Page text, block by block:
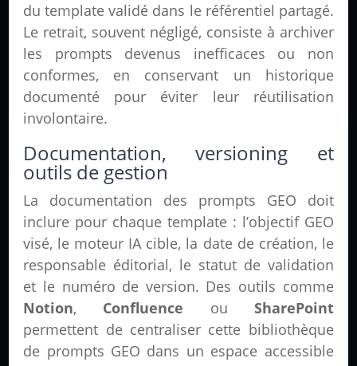
du template validé dans le référentiel partagé.
Le retrait, souvent négligé, consiste à archiver
les prompts devenus inefficaces ou non
conformes, en conservant un historique
documenté pour éviter leur réutilisation
involontaire.
Documentation, versioning et
outils de gestion
La documentation des prompts GEO doit
inclure pour chaque template : l’objectif GEO
visé, le moteur IA cible, la date de création, le
responsable éditorial, le statut de validation
et le numéro de version. Des outils comme
Notion, Confluence ou SharePoint
permettent de centraliser cette bibliothèque
de prompts GEO dans un espace accessible